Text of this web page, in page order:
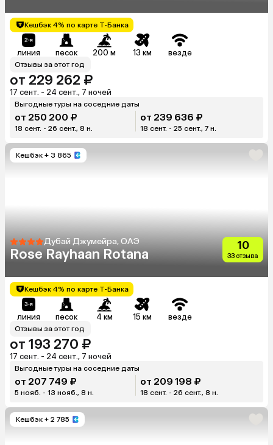
Кешбэк 4% по карте Т-Банка
линия песок 200 м 13 км везде
Отзывы за этот год
от 229 262 ₽
17 сент. - 24 сент., 7 ночей
Выгодные туры на соседние даты
от 250 200 ₽
18 сент. - 26 сент., 8 н.
от 239 636 ₽
18 сент. - 25 сент., 7 н.
Кешбэк + 3 865
Дубай Джумейра, ОАЭ
Rose Rayhaan Rotana
10
33 отзыва
Кешбэк 4% по карте Т-Банка
линия песок 4 км 15 км везде
Отзывы за этот год
от 193 270 ₽
17 сент. - 24 сент., 7 ночей
Выгодные туры на соседние даты
от 207 749 ₽
5 нояб. - 13 нояб., 8 н.
от 209 198 ₽
18 сент. - 26 сент., 8 н.
Кешбэк + 2 785